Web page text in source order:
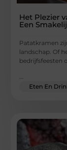
Het Plezier
Een
Patatkramen
landschap. Of
bedrijfsfeesten
...
Eten En